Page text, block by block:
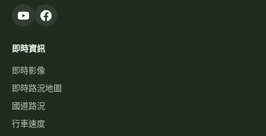
即時資訊
即時影像
即時路況地圖
國道路況
行車速度